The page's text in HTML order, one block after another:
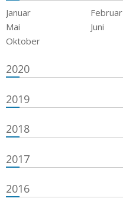
Januar Februar
Mai
Juni
Oktober
2020
2019
2018
2017
2016